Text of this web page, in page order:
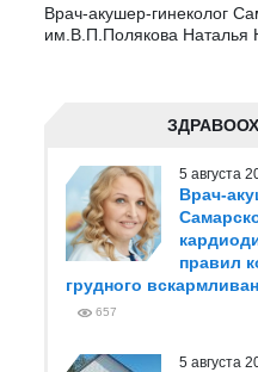
Врач-акушер-гинеколог
им.В.П.Полякова Наталья
5 августа
Врач-
правил
грудного
657
5 августа